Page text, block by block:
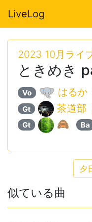
LiveLog
2023 10月ライ
ときめき
Vo はるか
Gt 茶道部
Gt 🙈 Ba
夕
似ている曲